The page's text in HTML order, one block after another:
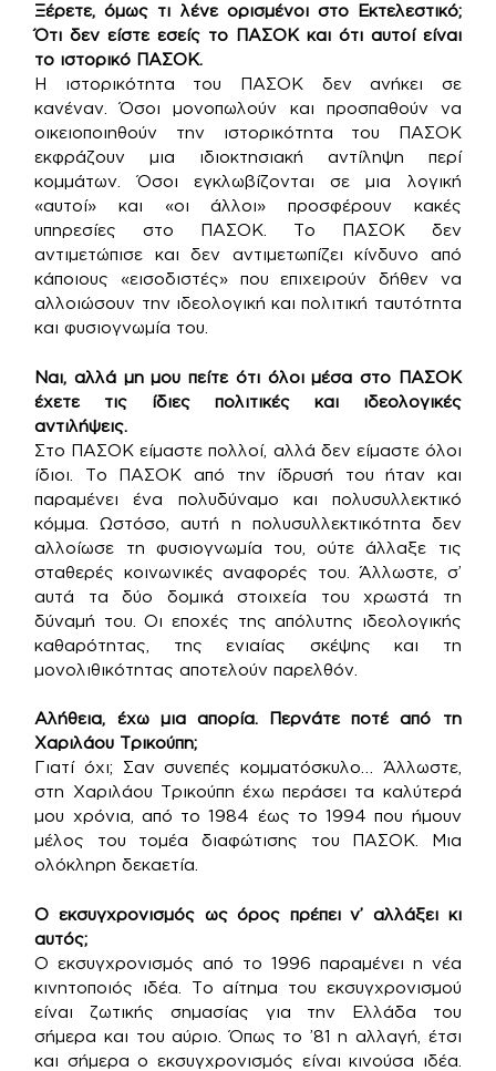
Ξέρετε, όμως τι λένε ορισμένοι στο Εκτελεστικό;
Ότι δεν είστε εσείς το ΠΑΣΟΚ και ότι αυτοί είναι
το ιστορικό ΠΑΣΟΚ.
Η ιστορικότητα του ΠΑΣΟΚ δεν ανήκει σε
κανέναν. Όσοι μονοπωλούν και προσπαθούν να
οικειοποιηθούν την ιστορικότητα του ΠΑΣΟΚ
εκφράζουν μια ιδιοκτησιακή αντίληψη περί
κομμάτων. Όσοι εγκλωβίζονται σε μια λογική
«αυτοί» και «οι άλλοι» προσφέρουν κακές
υπηρεσίες στο ΠΑΣΟΚ. Το ΠΑΣΟΚ δεν
αντιμετώπισε και δεν αντιμετωπίζει κίνδυνο από
κάποιους «εισοδιστές» που επιχειρούν δήθεν να
αλλοιώσουν την ιδεολογική και πολιτική ταυτότητα
και φυσιογνωμία του.
Ναι, αλλά μη μου πείτε ότι όλοι μέσα στο ΠΑΣΟΚ
έχετε τις ίδιες πολιτικές και ιδεολογικές
αντιλήψεις.
Στο ΠΑΣΟΚ είμαστε πολλοί, αλλά δεν είμαστε όλοι
ίδιοι. Το ΠΑΣΟΚ από την ίδρυσή του ήταν και
παραμένει ένα πολυδύναμο και πολυσυλλεκτικό
κόμμα. Ωστόσο, αυτή η πολυσυλλεκτικότητα δεν
αλλοίωσε τη φυσιογνωμία του, ούτε άλλαξε τις
σταθερές κοινωνικές αναφορές του. Άλλωστε, σ’
αυτά τα δύο δομικά στοιχεία του χρωστά τη
δύναμή του. Οι εποχές της απόλυτης ιδεολογικής
καθαρότητας, της ενιαίας σκέψης και τη
μονολιθικότητας αποτελούν παρελθόν.
Αλήθεια, έχω μια απορία. Περνάτε ποτέ από τη
Χαριλάου Τρικούπη;
Γιατί όχι; Σαν συνεπές κομματόσκυλο… Άλλωστε,
στη Χαριλάου Τρικούπη έχω περάσει τα καλύτερά
μου χρόνια, από το 1984 έως το 1994 που ήμουν
μέλος του τομέα διαφώτισης του ΠΑΣΟΚ. Μια
ολόκληρη δεκαετία.
Ο εκσυγχρονισμός ως όρος πρέπει ν’ αλλάξει κι
αυτός;
Ο εκσυγχρονισμός από το 1996 παραμένει η νέα
κινητοποιός ιδέα. Το αίτημα του εκσυγχρονισμού
είναι ζωτικής σημασίας για την Ελλάδα του
σήμερα και του αύριο. Όπως το ’81 η αλλαγή, έτσι
και σήμερα ο εκσυγχρονισμός είναι κινούσα ιδέα.